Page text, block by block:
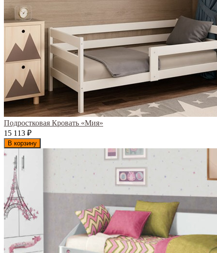
Подростковая Кровать «Мия»
15 113 ₽
В корзину